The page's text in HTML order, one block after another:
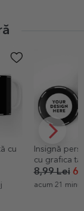
cu
Insignă
cu grafica ta
8,99 Lei
acum 21